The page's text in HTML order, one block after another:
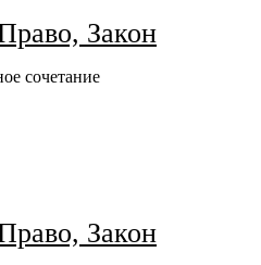
Закон
сочетание
Закон